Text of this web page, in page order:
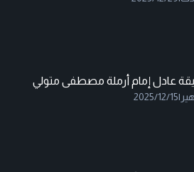
عادل إمام أرملة مصطفى متولي
|
2025/12/15